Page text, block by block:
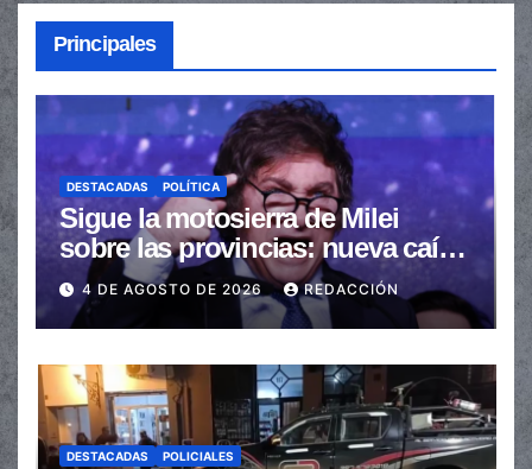
Principales
DESTACADAS POLÍTICA
Sigue la motosierra de Milei
sobre las provincias: nueva caída
de las transferencias no
automáticas
4 DE AGOSTO DE 2026 REDACCIÓN
DESTACADAS POLICIALES